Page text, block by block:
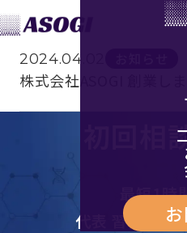
2024.04.02
株式会社ASOGI 創業し
初回相
最短1
代表 習田より